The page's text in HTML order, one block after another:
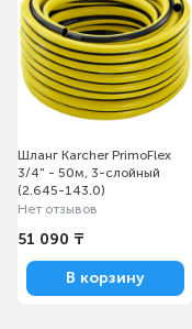
Шланг Karcher PrimoFlex
3/4" - 50м, 3-слойный
(2.645-143.0)
Нет отзывов
51 090 ₸
В корзину